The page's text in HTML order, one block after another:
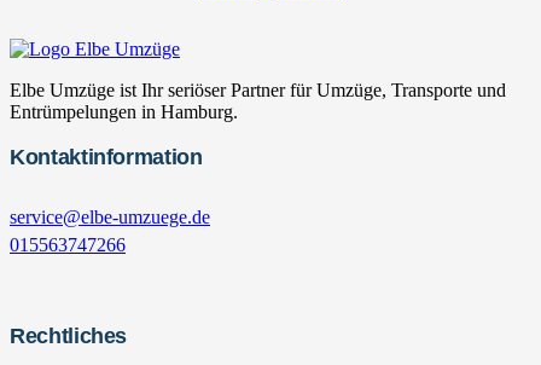
Elbe Umzüge ist Ihr seriöser Partner für Umzüge, Transporte und
Entrümpelungen in Hamburg.
Kontaktinformation
service@elbe-umzuege.de
015563747266
Rechtliches